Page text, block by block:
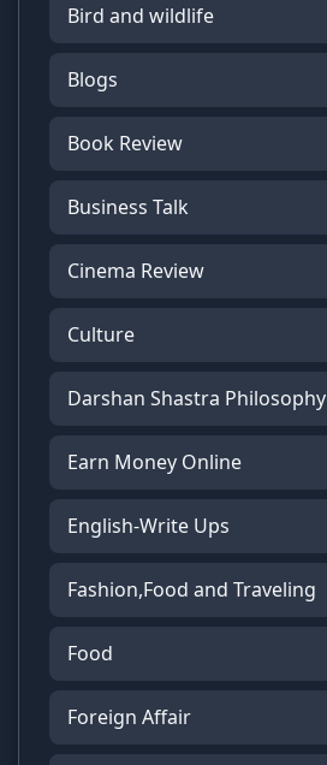
Bird and wildlife
Blogs
Book Review
Business Talk
Cinema Review
Culture
Darshan Shastra Philosophy
Earn Money Online
English-Write Ups
Fashion,Food and Traveling
Food
Foreign Affair